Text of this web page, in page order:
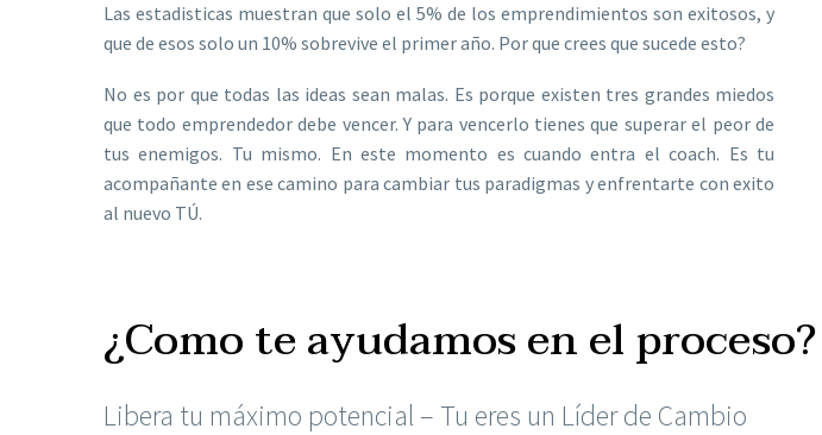
Las estadisticas muestran que solo el 5% de los emprendimientos son exitosos, y
que de esos solo un 10% sobrevive el primer año. Por que crees que sucede esto?
No es por que todas las ideas sean malas. Es porque existen tres grandes miedos
que todo emprendedor debe vencer. Y para vencerlo tienes que superar el peor de
tus enemigos. Tu mismo. En este momento es cuando entra el coach. Es tu
acompañante en ese camino para cambiar tus paradigmas y enfrentarte con exito
al nuevo TÚ.
¿Como te ayudamos en el proceso?
Libera tu máximo potencial – Tu eres un Líder de Cambio